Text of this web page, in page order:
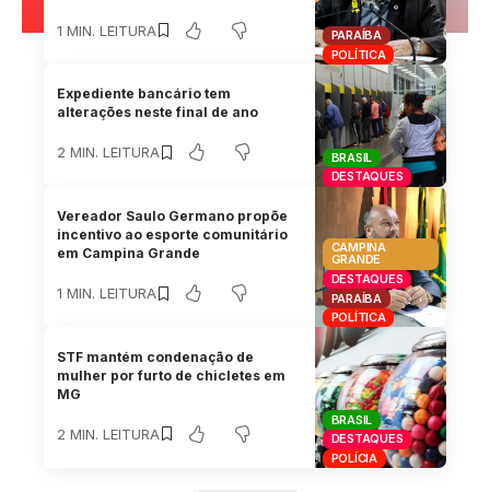
PARAÍBA
POLÍTICA
1 MIN. LEITURA
BRASIL
DESTAQUES
Expediente bancário tem
alterações neste final de ano
2 MIN. LEITURA
CAMPINA
GRANDE
DESTAQUES
PARAÍBA
POLÍTICA
Vereador Saulo Germano propõe
incentivo ao esporte comunitário
em Campina Grande
1 MIN. LEITURA
BRASIL
DESTAQUES
POLÍCIA
STF mantém condenação de
mulher por furto de chicletes em
MG
2 MIN. LEITURA